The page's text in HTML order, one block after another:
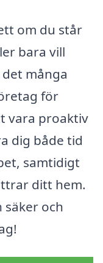
om du står
bara vill
många
för
vara proaktiv
dig både tid
samtidigt
ditt hem.
säker och